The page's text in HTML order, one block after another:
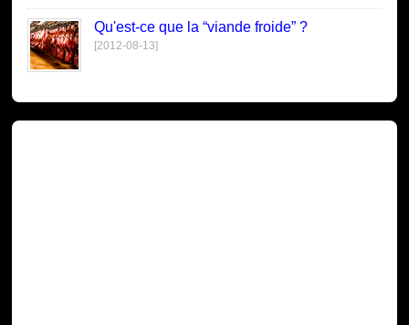
Qu'est-ce que la “viande froide” ?
[2012-08-13]